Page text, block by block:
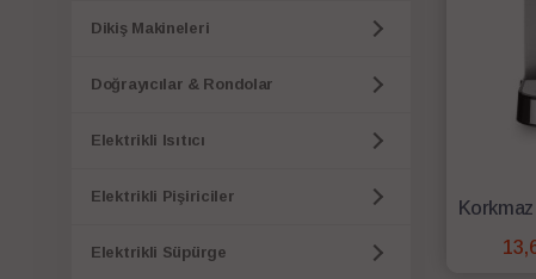
Dikiş Makineleri
Doğrayıcılar & Rondolar
Elektrikli Isıtıcı
Elektrikli Pişiriciler
Elektrikli Süpürge